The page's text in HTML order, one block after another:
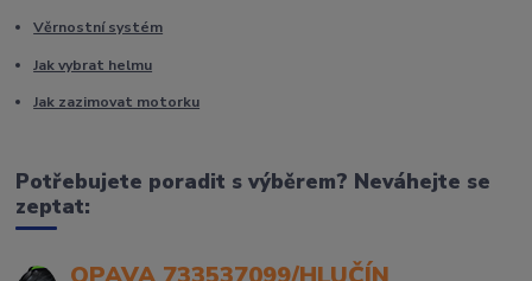
Věrnostní systém
Jak vybrat helmu
Jak zazimovat motorku
Potřebujete poradit s výběrem? Neváhejte se
zeptat: